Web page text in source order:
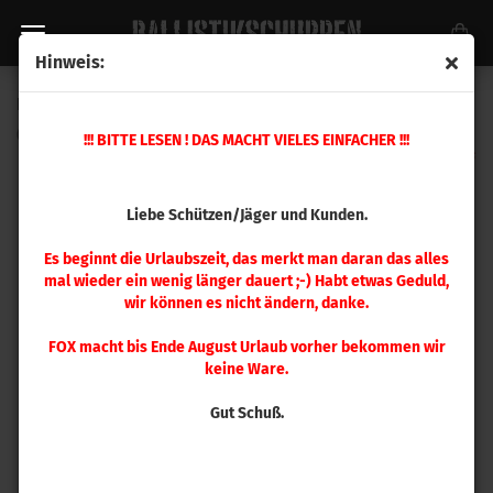
Hinweis:
!!! BITTE LESEN ! DAS MACHT VIELES EINFACHER !!!
Liebe Schützen/Jäger und Kunden.
Es beginnt die Urlaubszeit, das merkt man daran das alles
mal wieder ein wenig länger dauert ;-) Habt etwas Geduld,
wir können es nicht ändern, danke.
FOX macht bis Ende August Urlaub vorher bekommen wir
keine Ware.
Gut Schuß.
095165)